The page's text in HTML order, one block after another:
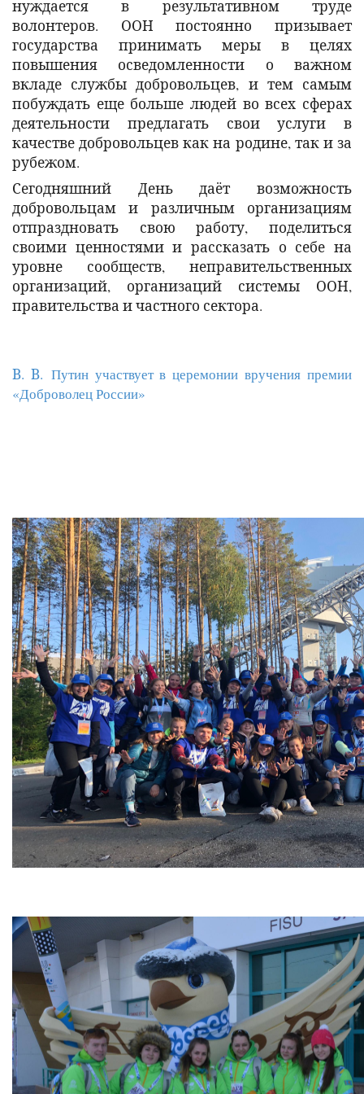
нуждается в результативном труде
волонтеров. ООН постоянно призывает
государства принимать меры в целях
повышения осведомленности о важном
вкладе службы добровольцев, и тем самым
побуждать еще больше людей во всех сферах
деятельности предлагать свои услуги в
качестве добровольцев как на родине, так и за
рубежом.
Сегодняшний День даёт возможность
добровольцам и различным организациям
отпраздновать свою работу, поделиться
своими ценностями и рассказать о себе на
уровне сообществ, неправительственных
организаций, организаций системы ООН,
правительства и частного сектора.
В. В. Путин участвует в церемонии вручения премии
«Доброволец России»